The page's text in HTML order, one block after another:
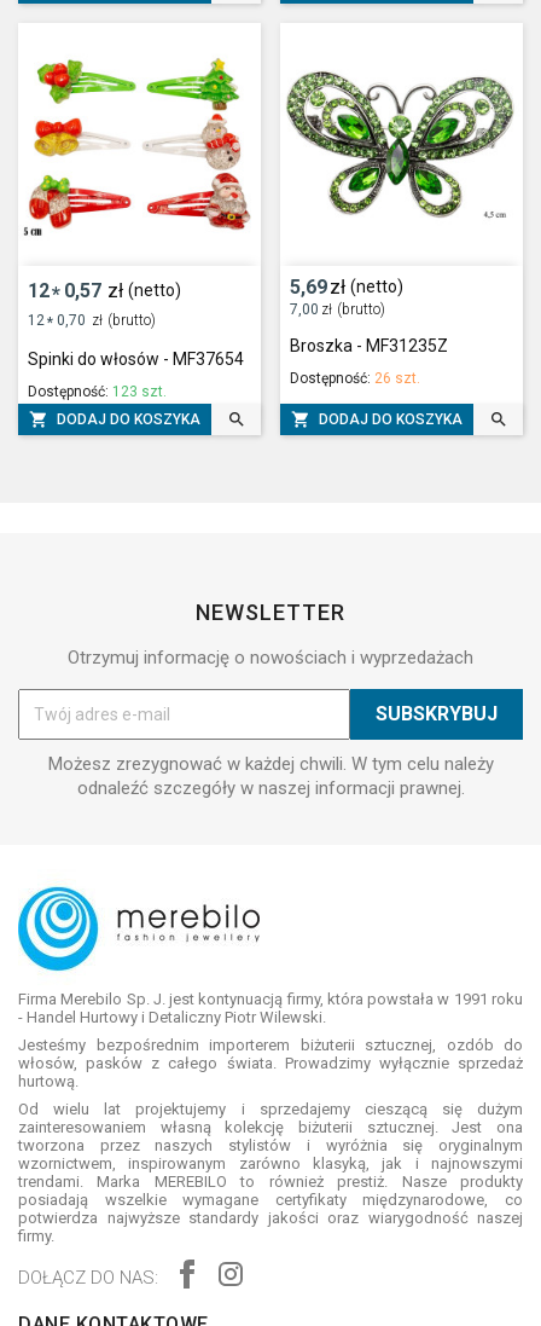
12* 0,57 zł (netto)
12 * 0,70 zł (brutto)
Spinki do włosów - MF37654
Dostępność: 123 szt.
 DODAJ DO KOSZYKA 
5,69zł (netto)
7,00 zł (brutto)
Broszka - MF31235Z
Dostępność: 26 szt.
 DODAJ DO KOSZYKA 
NEWSLETTER
Otrzymuj informację o nowościach i wyprzedażach
Możesz zrezygnować w każdej chwili. W tym celu należy
odnaleźć szczegóły w naszej informacji prawnej.
Firma Merebilo Sp. J. jest kontynuacją firmy, która powstała w 1991 roku
- Handel Hurtowy i Detaliczny Piotr Wilewski.
Jesteśmy bezpośrednim importerem biżuterii sztucznej, ozdób do
włosów, pasków z całego świata. Prowadzimy wyłącznie sprzedaż
hurtową.
Od wielu lat projektujemy i sprzedajemy cieszącą się dużym
zainteresowaniem własną kolekcję biżuterii sztucznej. Jest ona
tworzona przez naszych stylistów i wyróżnia się oryginalnym
wzornictwem, inspirowanym zarówno klasyką, jak i najnowszymi
trendami. Marka MEREBILO to również prestiż. Nasze produkty
posiadają wszelkie wymagane certyfikaty międzynarodowe, co
potwierdza najwyższe standardy jakości oraz wiarygodność naszej
firmy.
DOŁĄCZ DO NAS: